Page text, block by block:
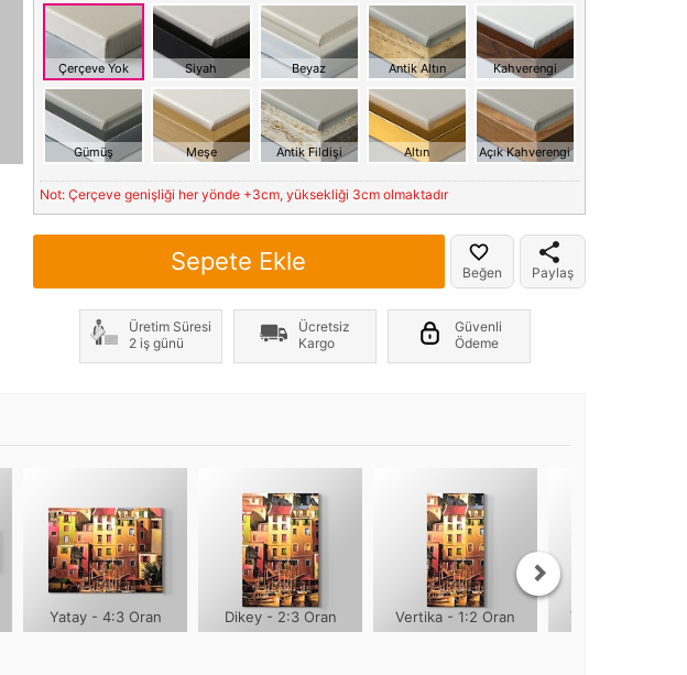
Çerçeve Yok Siyah Beyaz Antik Altın Kahverengi
Gümüş Meşe Antik Fildişi Altın Açık Kahverengi
Not: Çerçeve genişliği her yönde +3cm, yüksekliği 3cm olmaktadır
Sepete Ekle Beğen Paylaş
Üretim Süresi
2 iş günü
Ücretsiz
Kargo
Güvenli
Ödeme
Yatay - 4:3 Oran Dikey - 2:3 Oran Vertika - 1:2 Oran Vertika - 1:3